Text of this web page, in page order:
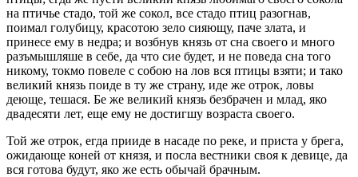
на птичье стадо, той же сокол, все стадо птиц разогнав,
поимал голубицу, красотою зело сияющу, паче злата, и
принесе ему в недра; и возбнув князь от сна своего и много
разъмышляше в себе, да что сие будет, и не поведа сна того
никому, токмо повеле с собою на лов вся птицы взяти; и тако
великий князь поиде в ту же страну, иде же отрок, ловы
деюще, тешася. Бе же великий князь безбрачен и млад, яко
двадесяти лет, еще ему не достигшу возраста своего.
Той же отрок, егда прииде в насаде по реке, и приста у брега,
ожидающе коней от князя, и посла вестники своя к девице, да
вся готова будут, яко же есть обычай брачным.